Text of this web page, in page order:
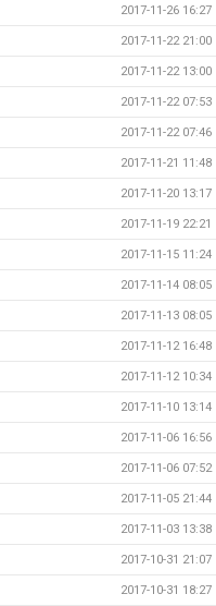
2017-11-26 16:27
2017-11-22 21:00
2017-11-22 13:00
2017-11-22 07:53
2017-11-22 07:46
2017-11-21 11:48
2017-11-20 13:17
2017-11-19 22:21
2017-11-15 11:24
2017-11-14 08:05
2017-11-13 08:05
2017-11-12 16:48
2017-11-12 10:34
2017-11-10 13:14
2017-11-06 16:56
2017-11-06 07:52
2017-11-05 21:44
2017-11-03 13:38
2017-10-31 21:07
2017-10-31 18:27